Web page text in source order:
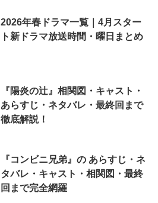
2026年春ドラマ一覧｜4月スター
ト新ドラマ放送時間・曜日まとめ
『陽炎の辻』相関図・キャスト・
あらすじ・ネタバレ・最終回まで
徹底解説！
『コンビニ兄弟』の あらすじ・ネ
タバレ・キャスト・相関図・最終
回まで完全網羅